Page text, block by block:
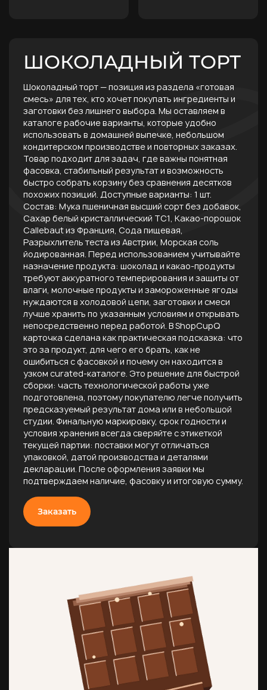
ШОКОЛАДНЫЙ ТОРТ
Шоколадный торт — позиция из раздела «готовая
смесь» для тех, кто хочет покупать ингредиенты и
заготовки без лишнего выбора. Мы оставляем в
каталоге рабочие варианты, которые удобно
использовать в домашней выпечке, небольшом
кондитерском производстве и повторных заказах.
Товар подходит для задач, где важны понятная
фасовка, стабильный результат и возможность
быстро собрать корзину без сравнения десятков
похожих позиций. Доступные варианты: 1 шт.
Состав: Мука пшеничная высший сорт без добавок,
Сахар белый кристаллический ТС1, Какао-порошок
Callebaut из Франция, Сода пищевая,
Разрыхлитель теста из Австрии, Морская соль
йодированная. Перед использованием учитывайте
назначение продукта: шоколад и какао-продукты
требуют аккуратного темперирования и защиты от
влаги, молочные продукты и замороженные ягоды
нуждаются в холодовой цепи, заготовки и смеси
лучше хранить по указанным условиям и открывать
непосредственно перед работой. В ShopCupQ
карточка сделана как практическая подсказка: что
это за продукт, для чего его брать, как не
ошибиться с фасовкой и почему он находится в
узком curated-каталоге. Это решение для быстрой
сборки: часть технологической работы уже
подготовлена, поэтому покупателю легче получить
предсказуемый результат дома или в небольшой
студии. Финальную маркировку, срок годности и
условия хранения всегда сверяйте с этикеткой
текущей партии: поставки могут отличаться
упаковкой, датой производства и деталями
декларации. После оформления заявки мы
подтверждаем наличие, фасовку и итоговую сумму.
Заказать